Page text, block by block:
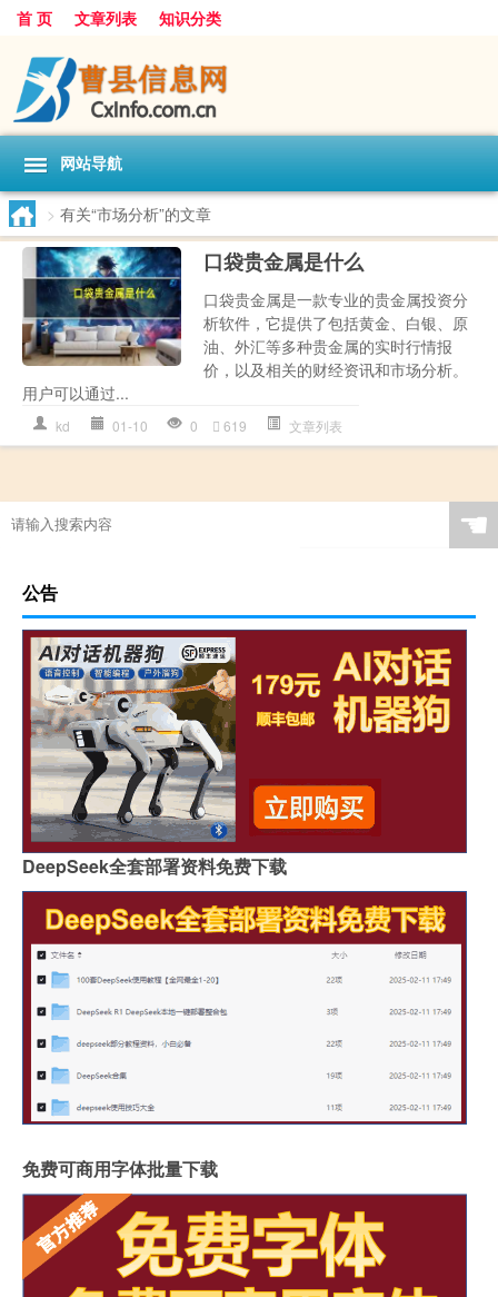
首 页 文章列表 知识分类
网站导航
> 有关“市场分析”的文章
口袋贵金属是什么
口袋贵金属是一款专业的贵金属投资分
析软件，它提供了包括黄金、白银、原
油、外汇等多种贵金属的实时行情报
价，以及相关的财经资讯和市场分析。
用户可以通过...
kd 01-10 0 619 文章列表
☚
公告
DeepSeek全套部署资料免费下载
免费可商用字体批量下载